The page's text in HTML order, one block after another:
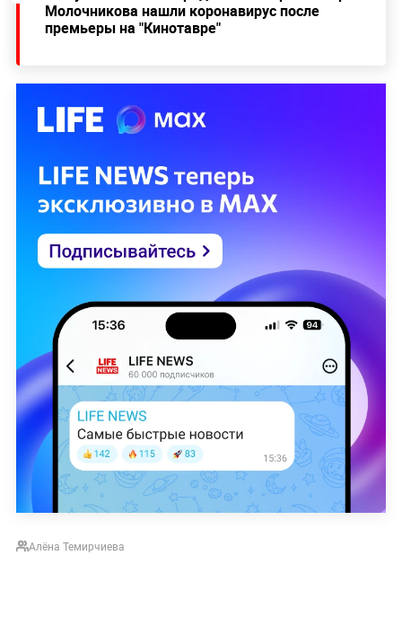
Молочникова нашли коронавирус после
премьеры на "Кинотавре"
Алёна Темирчиева